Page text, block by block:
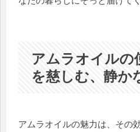
アムラオイルの
を慈しむ、静か
アムラオイルの魅力は、その